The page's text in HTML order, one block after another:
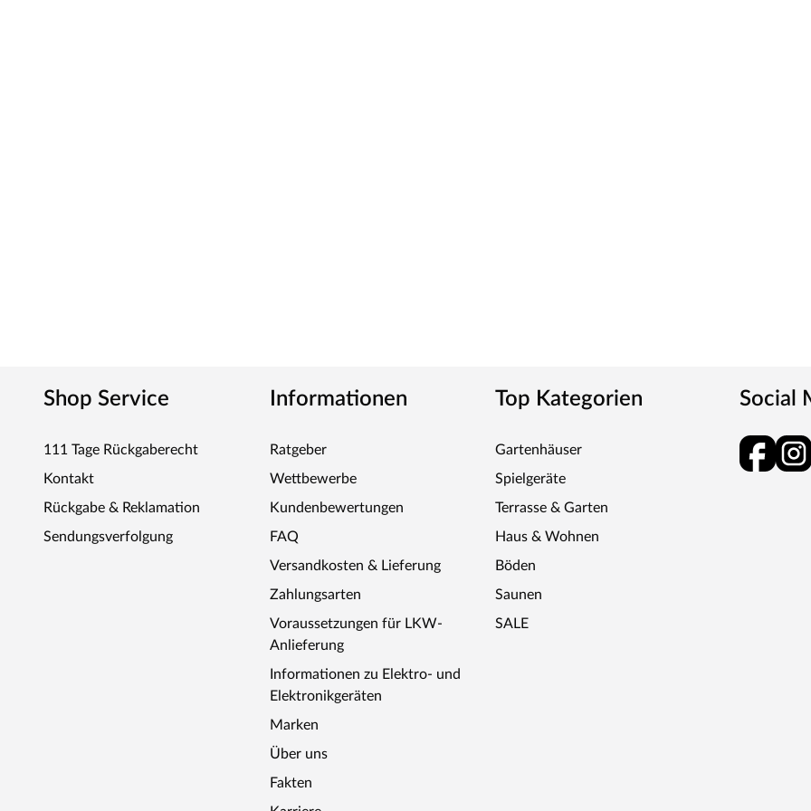
Shop Service
111 Tage Rückgaberecht
Kontakt
Rückgabe & Reklamation
Sendungsverfolgung
Informationen
Ratgeber
Wettbewerbe
Kundenbewertungen
FAQ
Versandkosten & Lieferung
Zahlungsarten
Voraussetzungen für LKW-
Anlieferung
Informationen zu Elektro- und
Elektronikgeräten
Marken
Über uns
Fakten
Top Kategorien
Gartenhäuser
Spielgeräte
Terrasse & Garten
Haus & Wohnen
Böden
Saunen
SALE
Social